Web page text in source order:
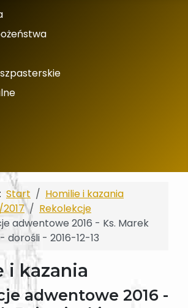
Start
Homilie i kazania
2017
Rekolekcje
adwentowe 2016 - Ks. Marek
dorośli - 2016-12-13
i kazania
adwentowe 2016 -